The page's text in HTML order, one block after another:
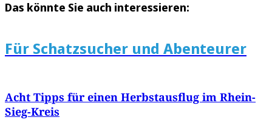
Das könnte Sie auch interessieren:
Für Schatzsucher und Abenteurer
Acht Tipps für einen Herbstausflug im Rhein-
Sieg-Kreis